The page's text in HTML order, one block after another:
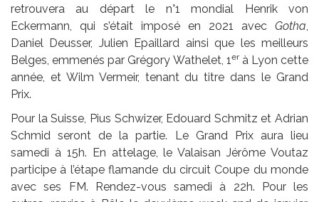
retrouvera au départ le n°1 mondial Henrik von
Eckermann, qui s’était imposé en 2021 avec Gotha,
Daniel Deusser, Julien Epaillard ainsi que les meilleurs
Belges, emmenés par Grégory Wathelet, 1erà Lyon cette
année, et Wilm Vermeir, tenant du titre dans le Grand
Prix.
Pour la Suisse, Pius Schwizer, Edouard Schmitz et Adrian
Schmid seront de la partie. Le Grand Prix aura lieu
samedi à 15h. En attelage, le Valaisan Jérôme Voutaz
participe à l’étape flamande du circuit Coupe du monde
avec ses FM. Rendez-vous samedi à 22h. Pour les